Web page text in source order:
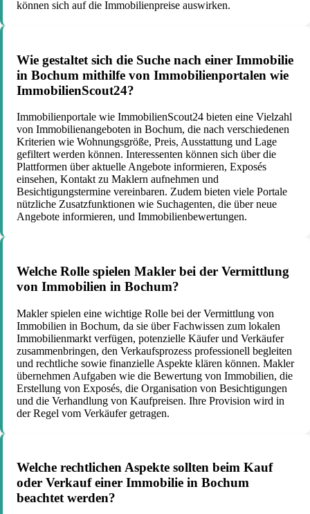
können sich auf die Immobilienpreise auswirken.
Wie gestaltet sich die Suche nach einer Immobilie
in Bochum mithilfe von Immobilienportalen wie
ImmobilienScout24?
Immobilienportale wie ImmobilienScout24 bieten eine Vielzahl
von Immobilienangeboten in Bochum, die nach verschiedenen
Kriterien wie Wohnungsgröße, Preis, Ausstattung und Lage
gefiltert werden können. Interessenten können sich über die
Plattformen über aktuelle Angebote informieren, Exposés
einsehen, Kontakt zu Maklern aufnehmen und
Besichtigungstermine vereinbaren. Zudem bieten viele Portale
nützliche Zusatzfunktionen wie Suchagenten, die über neue
Angebote informieren, und Immobilienbewertungen.
Welche Rolle spielen Makler bei der Vermittlung
von Immobilien in Bochum?
Makler spielen eine wichtige Rolle bei der Vermittlung von
Immobilien in Bochum, da sie über Fachwissen zum lokalen
Immobilienmarkt verfügen, potenzielle Käufer und Verkäufer
zusammenbringen, den Verkaufsprozess professionell begleiten
und rechtliche sowie finanzielle Aspekte klären können. Makler
übernehmen Aufgaben wie die Bewertung von Immobilien, die
Erstellung von Exposés, die Organisation von Besichtigungen
und die Verhandlung von Kaufpreisen. Ihre Provision wird in
der Regel vom Verkäufer getragen.
Welche rechtlichen Aspekte sollten beim Kauf
oder Verkauf einer Immobilie in Bochum
beachtet werden?